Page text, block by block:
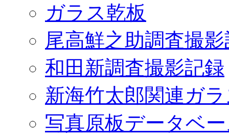
ガラス乾板
尾高鮮之助調査撮
和田新調査撮影記録
新海竹太郎関連ガ
写真原板データベ